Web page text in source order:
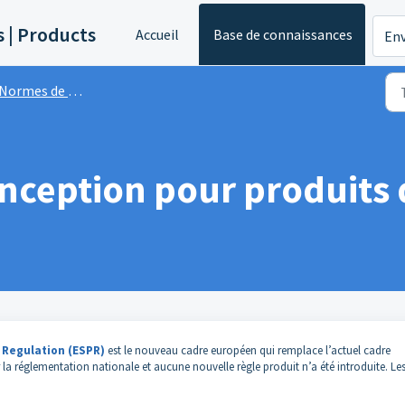
| Products Accueil Base de connaissances
de produits
pour produits
(ESPR) est le nouveau cadre européen qui remplace l’actuel cadre
la réglementation nationale et aucune nouvelle règle produit n’a été introduite.